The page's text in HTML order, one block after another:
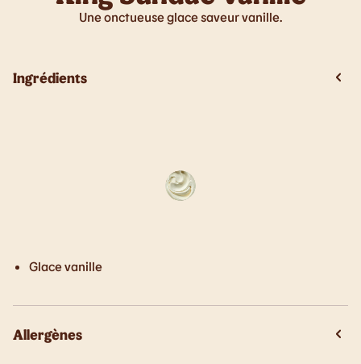
Une onctueuse glace saveur vanille.
Ingrédients
Glace vanille
Allergènes